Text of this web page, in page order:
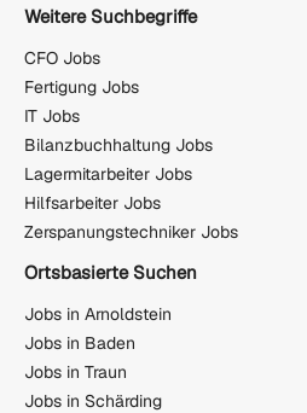
Weitere Suchbegriffe
CFO Jobs
Fertigung Jobs
IT Jobs
Bilanzbuchhaltung Jobs
Lagermitarbeiter Jobs
Hilfsarbeiter Jobs
Zerspanungstechniker Jobs
Ortsbasierte Suchen
Jobs in Arnoldstein
Jobs in Baden
Jobs in Traun
Jobs in Schärding